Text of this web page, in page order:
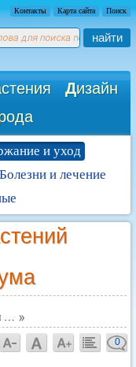
Контакты Карта сайта Поиск
найти
Дизайн
и уход
Болезни и лечение
…
0